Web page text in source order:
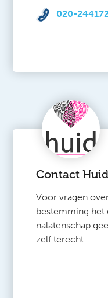
020-
Contact
Voor vragen
bestemming het
nalatenschap
zelf terecht